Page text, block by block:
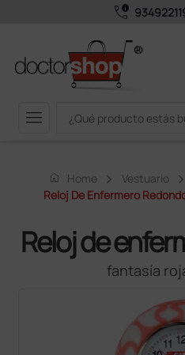
call_quality
menu
home Home Vestuario
Reloj De Enfermero
Reloj de
fantasía